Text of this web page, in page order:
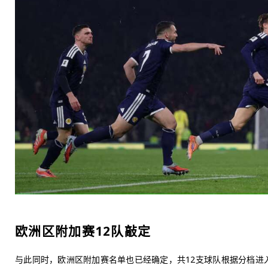
欧洲区附加赛12队敲定
与此同时，欧洲区附加赛名单也已经确定，共12支球队根据分档进